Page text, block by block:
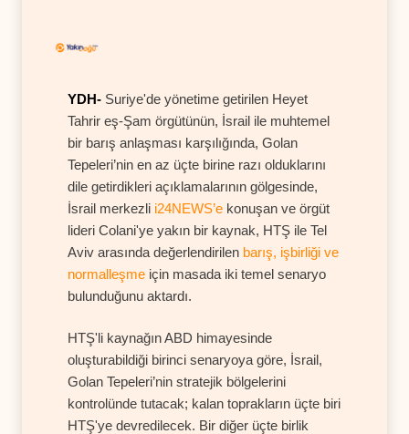
YDH- Suriye'de yönetime getirilen Heyet
Tahrir eş-Şam örgütünün, İsrail ile muhtemel
bir barış anlaşması karşılığında, Golan
Tepeleri’nin en az üçte birine razı olduklarını
dile getirdikleri açıklamalarının gölgesinde,
İsrail merkezli i24NEWS’e konuşan ve örgüt
lideri Colani'ye yakın bir kaynak, HTŞ ile Tel
Aviv arasında değerlendirilen barış, işbirliği ve
normalleşme için masada iki temel senaryo
bulunduğunu aktardı.
HTŞ'li kaynağın ABD himayesinde
oluşturabildiği birinci senaryoya göre, İsrail,
Golan Tepeleri’nin stratejik bölgelerini
kontrolünde tutacak; kalan toprakların üçte biri
HTŞ'ye devredilecek. Bir diğer üçte birlik